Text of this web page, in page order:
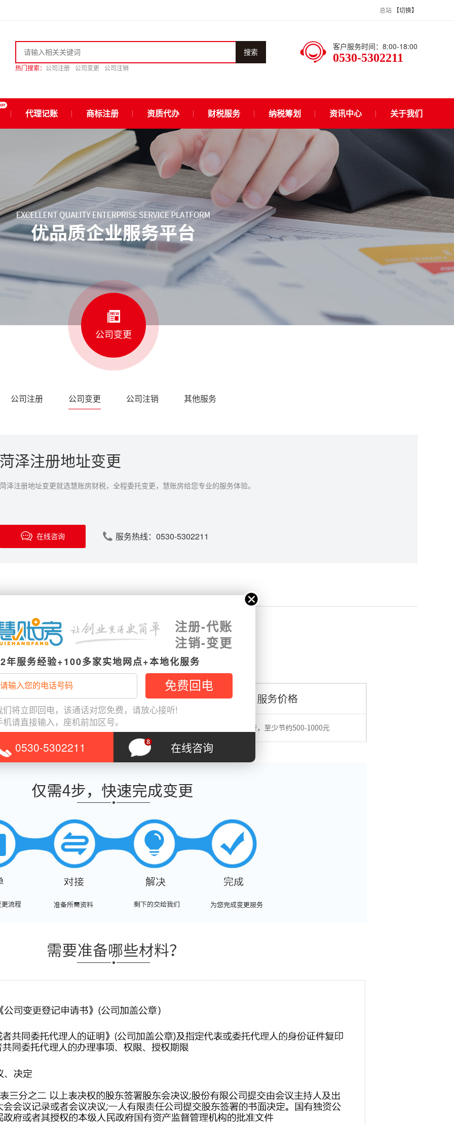
总站 【切换】
搜索
热门搜索： 公司注册 公司变更 公司注销
客户服务时间：8:00-18:00
0530-5302211
代理记账 商标注册 资质代办 财税服务 纳税筹划 资讯中心 关于我们
公司变更
公司注册 公司变更 公司注销 其他服务
菏泽注册地址变更
菏泽注册地址变更就选慧账房财税，全程委托变更，慧账房给您专业的服务体验。
在线咨询 服务热线：0530-5302211
注册-代账
注销-变更
年服务经验+100多家实地网点+本地化服务
们将立即回电，该通话对您免费，请放心接听!
机请直接输入，座机前加区号。
0530-5302211 在线咨询